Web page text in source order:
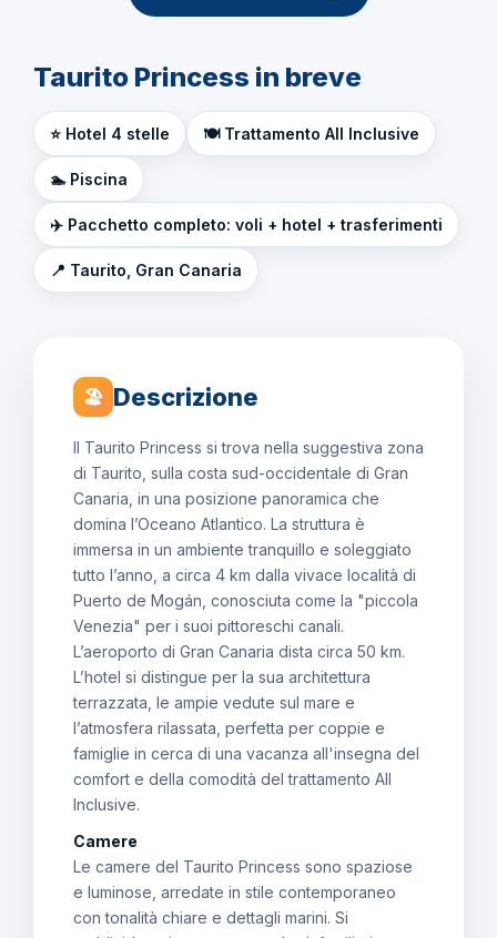
Taurito Princess in breve
⭐ Hotel 4 stelle 🍽️ Trattamento All Inclusive
🏊 Piscina
✈️ Pacchetto completo: voli + hotel + trasferimenti
📍 Taurito, Gran Canaria
🏖 Descrizione
Il Taurito Princess si trova nella suggestiva zona
di Taurito, sulla costa sud-occidentale di Gran
Canaria, in una posizione panoramica che
domina l’Oceano Atlantico. La struttura è
immersa in un ambiente tranquillo e soleggiato
tutto l’anno, a circa 4 km dalla vivace località di
Puerto de Mogán, conosciuta come la "piccola
Venezia" per i suoi pittoreschi canali.
L’aeroporto di Gran Canaria dista circa 50 km.
L’hotel si distingue per la sua architettura
terrazzata, le ampie vedute sul mare e
l’atmosfera rilassata, perfetta per coppie e
famiglie in cerca di una vacanza all'insegna del
comfort e della comodità del trattamento All
Inclusive.
Camere
Le camere del Taurito Princess sono spaziose
e luminose, arredate in stile contemporaneo
con tonalità chiare e dettagli marini. Si